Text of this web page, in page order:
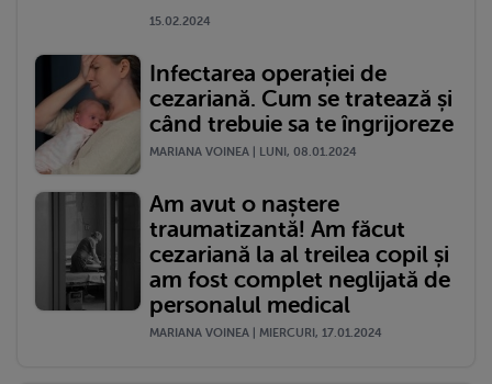
15.02.2024
Infectarea operației de
cezariană. Cum se tratează și
când trebuie sa te îngrijoreze
MARIANA VOINEA | LUNI, 08.01.2024
Am avut o naștere
traumatizantă! Am făcut
cezariană la al treilea copil și
am fost complet neglijată de
personalul medical
MARIANA VOINEA | MIERCURI, 17.01.2024